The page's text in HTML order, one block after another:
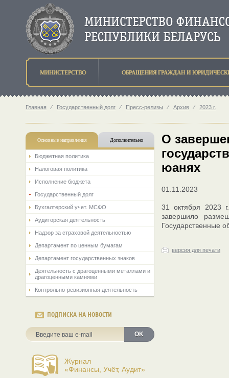
МИНИСТЕРСТВО ОБРАЩЕНИЯ ГРАЖДАН И
Главная ⁄ Государственный долг ⁄ Пресс-релизы ⁄ Архив ⁄ 2023 г.
Основные направления Дополнительно
Бюджетная политика
Налоговая политика
Исполнение бюджета
Государственный долг
Бухгалтерский учет. МСФО
Аудиторская деятельность
Надзор за страховой деятельностью
Департамент по ценным бумагам
Департамент государственных знаков
Деятельность с драгоценными металлами и
драгоценными камнями
Контрольно-ревизионная деятельность
ПОДПИСКА НА НОВОСТИ
OK
Журнал
«Финансы, Учёт, Аудит»
О
юанях
01.11.2023
31 октября 2023
завершило
Государственные
версия для печати